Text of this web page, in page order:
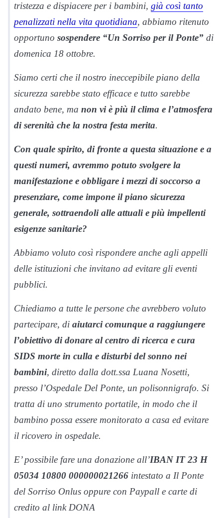
tristezza e dispiacere per i bambini, già così tanto
penalizzati nella vita quotidiana, abbiamo ritenuto
opportuno sospendere “Un Sorriso per il Ponte” di
domenica 18 ottobre.
Siamo certi che il nostro ineccepibile piano della
sicurezza sarebbe stato efficace e tutto sarebbe
andato bene, ma non vi è più il clima e l’atmosfera
di serenità che la nostra festa merita.
Con quale spirito, di fronte a questa situazione e a
questi numeri, avremmo potuto svolgere la
manifestazione e obbligare i mezzi di soccorso a
presenziare, come impone il piano sicurezza
generale, sottraendoli alle attuali e più impellenti
esigenze sanitarie?
Abbiamo voluto così rispondere anche agli appelli
delle istituzioni che invitano ad evitare gli eventi
pubblici.
Chiediamo a tutte le persone che avrebbero voluto
partecipare, di aiutarci comunque a raggiungere
l’obiettivo di donare al centro di ricerca e cura
SIDS morte in culla e disturbi del sonno nei
bambini, diretto dalla dott.ssa Luana Nosetti,
presso l’Ospedale Del Ponte, un polisonnigrafo. Si
tratta di uno strumento portatile, in modo che il
bambino possa essere monitorato a casa ed evitare
il ricovero in ospedale.
E’ possibile fare una donazione all’IBAN IT 23 H
05034 10800 000000021266 intestato a Il Ponte
del Sorriso Onlus oppure con Paypall e carte di
credito al link DONA